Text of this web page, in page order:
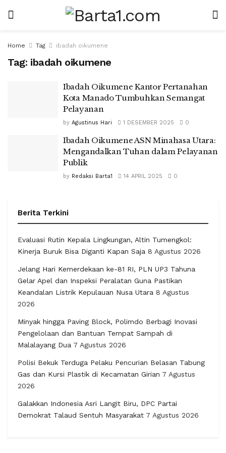
Home Tag ibadah oikumene
Tag: ibadah oikumene
Ibadah Oikumene Kantor Pertanahan
Kota Manado Tumbuhkan Semangat
Pelayanan
by Agustinus Hari 1 DESEMBER 2025 0
Ibadah Oikumene ASN Minahasa Utara:
Mengandalkan Tuhan dalam Pelayanan
Publik
by Redaksi Barta1 14 APRIL 2025 0
Berita Terkini
Evaluasi Rutin Kepala Lingkungan, Altin Tumengkol:
Kinerja Buruk Bisa Diganti Kapan Saja 8 Agustus 2026
Jelang Hari Kemerdekaan ke-81 RI, PLN UP3 Tahuna
Gelar Apel dan Inspeksi Peralatan Guna Pastikan
Keandalan Listrik Kepulauan Nusa Utara 8 Agustus
2026
Minyak hingga Paving Block, Polimdo Berbagi Inovasi
Pengelolaan dan Bantuan Tempat Sampah di
Malalayang Dua 7 Agustus 2026
Polisi Bekuk Terduga Pelaku Pencurian Belasan Tabung
Gas dan Kursi Plastik di Kecamatan Girian 7 Agustus
2026
Galakkan Indonesia Asri Langit Biru, DPC Partai
Demokrat Talaud Sentuh Masyarakat 7 Agustus 2026